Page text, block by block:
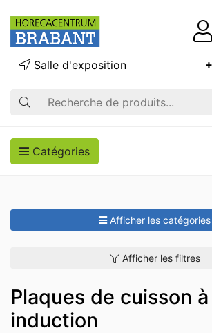
Recherche
Salle d'exposition
Catégories
Afficher les catégories
Afficher les filtres
Plaques de cuisson à
induction